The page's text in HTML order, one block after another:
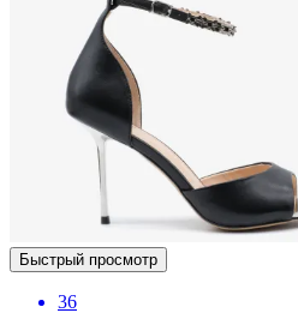
Быстрый просмотр
36